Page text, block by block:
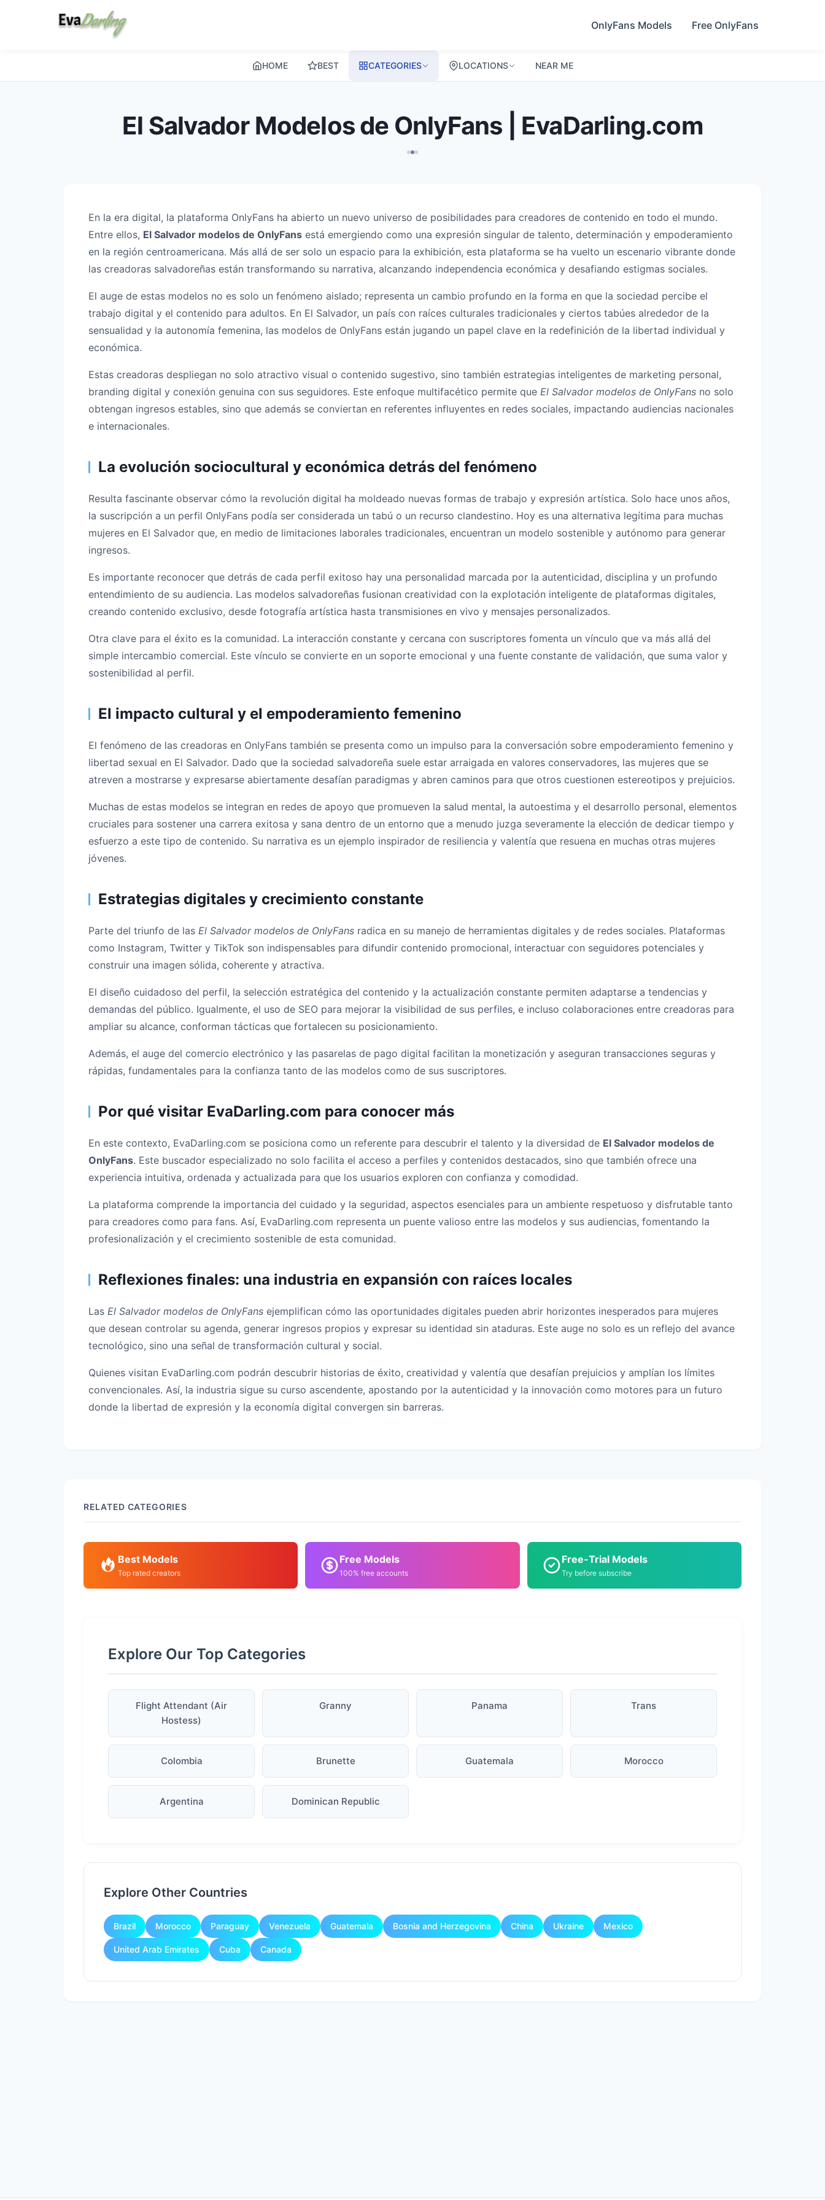
OnlyFans Models Free OnlyFans
HOME BEST CATEGORIES LOCATIONS NEAR ME
El Salvador Modelos de OnlyFans | EvaDarling.com
En la era digital, la plataforma OnlyFans ha abierto un nuevo universo de posibilidades para creadores de contenido en todo el mundo.
Entre ellos, El Salvador modelos de OnlyFans está emergiendo como una expresión singular de talento, determinación y empoderamiento
en la región centroamericana. Más allá de ser solo un espacio para la exhibición, esta plataforma se ha vuelto un escenario vibrante donde
las creadoras salvadoreñas están transformando su narrativa, alcanzando independencia económica y desafiando estigmas sociales.
El auge de estas modelos no es solo un fenómeno aislado; representa un cambio profundo en la forma en que la sociedad percibe el
trabajo digital y el contenido para adultos. En El Salvador, un país con raíces culturales tradicionales y ciertos tabúes alrededor de la
sensualidad y la autonomía femenina, las modelos de OnlyFans están jugando un papel clave en la redefinición de la libertad individual y
económica.
Estas creadoras despliegan no solo atractivo visual o contenido sugestivo, sino también estrategias inteligentes de marketing personal,
branding digital y conexión genuina con sus seguidores. Este enfoque multifacético permite que El Salvador modelos de OnlyFans no solo
obtengan ingresos estables, sino que además se conviertan en referentes influyentes en redes sociales, impactando audiencias nacionales
e internacionales.
La evolución sociocultural y económica detrás del fenómeno
Resulta fascinante observar cómo la revolución digital ha moldeado nuevas formas de trabajo y expresión artística. Solo hace unos años,
la suscripción a un perfil OnlyFans podía ser considerada un tabú o un recurso clandestino. Hoy es una alternativa legítima para muchas
mujeres en El Salvador que, en medio de limitaciones laborales tradicionales, encuentran un modelo sostenible y autónomo para generar
ingresos.
Es importante reconocer que detrás de cada perfil exitoso hay una personalidad marcada por la autenticidad, disciplina y un profundo
entendimiento de su audiencia. Las modelos salvadoreñas fusionan creatividad con la explotación inteligente de plataformas digitales,
creando contenido exclusivo, desde fotografía artística hasta transmisiones en vivo y mensajes personalizados.
Otra clave para el éxito es la comunidad. La interacción constante y cercana con suscriptores fomenta un vínculo que va más allá del
simple intercambio comercial. Este vínculo se convierte en un soporte emocional y una fuente constante de validación, que suma valor y
sostenibilidad al perfil.
El impacto cultural y el empoderamiento femenino
El fenómeno de las creadoras en OnlyFans también se presenta como un impulso para la conversación sobre empoderamiento femenino y
libertad sexual en El Salvador. Dado que la sociedad salvadoreña suele estar arraigada en valores conservadores, las mujeres que se
atreven a mostrarse y expresarse abiertamente desafían paradigmas y abren caminos para que otros cuestionen estereotipos y prejuicios.
Muchas de estas modelos se integran en redes de apoyo que promueven la salud mental, la autoestima y el desarrollo personal, elementos
cruciales para sostener una carrera exitosa y sana dentro de un entorno que a menudo juzga severamente la elección de dedicar tiempo y
esfuerzo a este tipo de contenido. Su narrativa es un ejemplo inspirador de resiliencia y valentía que resuena en muchas otras mujeres
jóvenes.
Estrategias digitales y crecimiento constante
Parte del triunfo de las El Salvador modelos de OnlyFans radica en su manejo de herramientas digitales y de redes sociales. Plataformas
como Instagram, Twitter y TikTok son indispensables para difundir contenido promocional, interactuar con seguidores potenciales y
construir una imagen sólida, coherente y atractiva.
El diseño cuidadoso del perfil, la selección estratégica del contenido y la actualización constante permiten adaptarse a tendencias y
demandas del público. Igualmente, el uso de SEO para mejorar la visibilidad de sus perfiles, e incluso colaboraciones entre creadoras para
ampliar su alcance, conforman tácticas que fortalecen su posicionamiento.
Además, el auge del comercio electrónico y las pasarelas de pago digital facilitan la monetización y aseguran transacciones seguras y
rápidas, fundamentales para la confianza tanto de las modelos como de sus suscriptores.
Por qué visitar EvaDarling.com para conocer más
En este contexto, EvaDarling.com se posiciona como un referente para descubrir el talento y la diversidad de El Salvador modelos de
OnlyFans. Este buscador especializado no solo facilita el acceso a perfiles y contenidos destacados, sino que también ofrece una
experiencia intuitiva, ordenada y actualizada para que los usuarios exploren con confianza y comodidad.
La plataforma comprende la importancia del cuidado y la seguridad, aspectos esenciales para un ambiente respetuoso y disfrutable tanto
para creadores como para fans. Así, EvaDarling.com representa un puente valioso entre las modelos y sus audiencias, fomentando la
profesionalización y el crecimiento sostenible de esta comunidad.
Reflexiones finales: una industria en expansión con raíces locales
Las El Salvador modelos de OnlyFans ejemplifican cómo las oportunidades digitales pueden abrir horizontes inesperados para mujeres
que desean controlar su agenda, generar ingresos propios y expresar su identidad sin ataduras. Este auge no solo es un reflejo del avance
tecnológico, sino una señal de transformación cultural y social.
Quienes visitan EvaDarling.com podrán descubrir historias de éxito, creatividad y valentía que desafían prejuicios y amplían los límites
convencionales. Así, la industria sigue su curso ascendente, apostando por la autenticidad y la innovación como motores para un futuro
donde la libertad de expresión y la economía digital convergen sin barreras.
RELATED CATEGORIES
Best Models
Top rated creators
Free Models
100% free accounts
Free-Trial Models
Try before subscribe
Explore Our Top Categories
Flight Attendant (Air
Hostess)
Granny Panama Trans
Colombia Brunette Guatemala Morocco
Argentina Dominican Republic
Explore Other Countries
Brazil Morocco Paraguay Venezuela Guatemala Bosnia and Herzegovina China Ukraine Mexico
United Arab Emirates Cuba Canada